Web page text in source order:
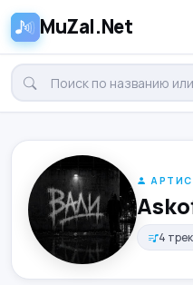
MuZal.Net
4